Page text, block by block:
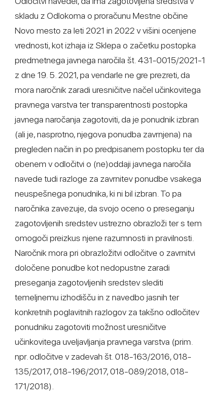
skladu z Odlokoma o proračunu Mestne občine
Novo mesto za leti 2021 in 2022 v višini ocenjene
vrednosti, kot izhaja iz Sklepa o začetku postopka
predmetnega javnega naročila št. 431-0015/2021-1
z dne 19. 5. 2021, pa vendarle ne gre prezreti, da
mora naročnik zaradi uresničitve načel učinkovitega
pravnega varstva ter transparentnosti postopka
javnega naročanja zagotoviti, da je ponudnik izbran
(ali je, nasprotno, njegova ponudba zavrnjena) na
pregleden način in po predpisanem postopku ter da
obenem v odločitvi o (ne)oddaji javnega naročila
navede tudi razloge za zavrnitev ponudbe vsakega
neuspešnega ponudnika, ki ni bil izbran. To pa
naročnika zavezuje, da svojo oceno o preseganju
zagotovljenih sredstev ustrezno obrazloži ter s tem
omogoči preizkus njene razumnosti in pravilnosti.
Naročnik mora pri obrazložitvi odločitve o zavrnitvi
določene ponudbe kot nedopustne zaradi
preseganja zagotovljenih sredstev slediti
temeljnemu izhodišču in z navedbo jasnih ter
konkretnih poglavitnih razlogov za takšno odločitev
ponudniku zagotoviti možnost uresničitve
učinkovitega uveljavljanja pravnega varstva (prim.
npr. odločitve v zadevah št. 018-163/2016, 018-
135/2017, 018-196/2017, 018-089/2018, 018-
171/2018).